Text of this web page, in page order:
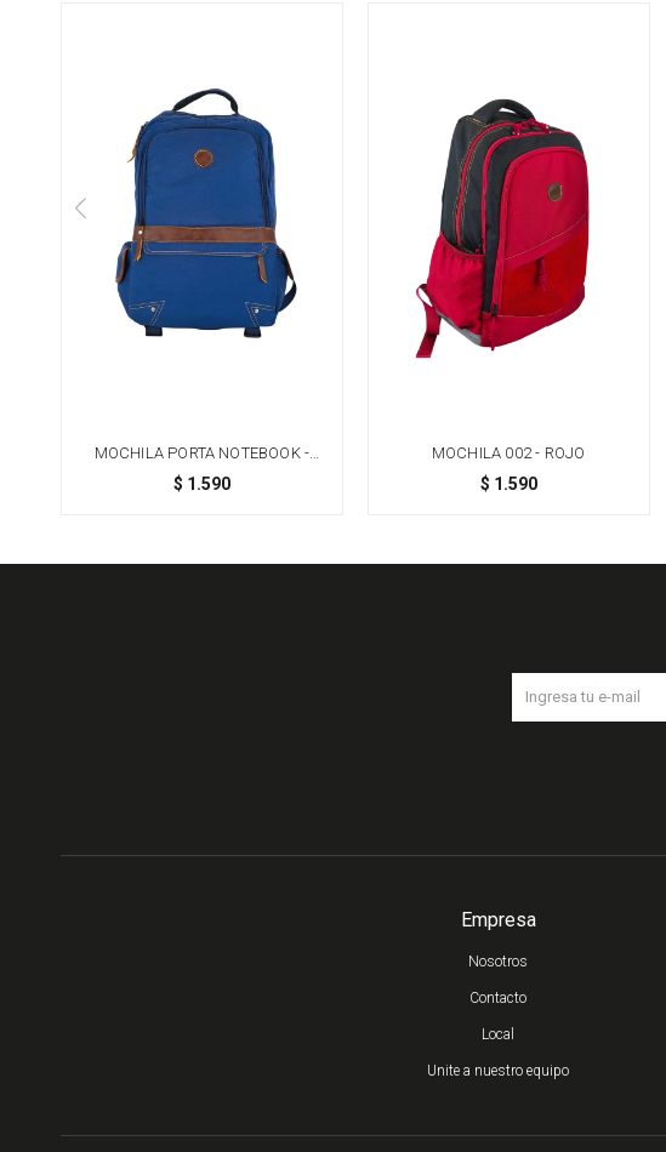
MOCHILA PORTA NOTEBOOK -
AZUL
$ 1.590
MOCHILA 002 - ROJO
$ 1.590
Empresa
Nosotros
Contacto
Local
Unite a nuestro equipo